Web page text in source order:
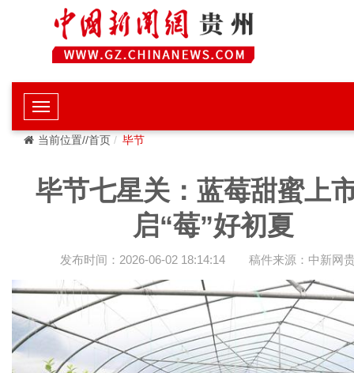
当前位置//首页 毕节
毕节七星关：蓝莓甜蜜上
启“莓”好初夏
发布时间：2026-06-02 18:14:14 稿件来源：中新网